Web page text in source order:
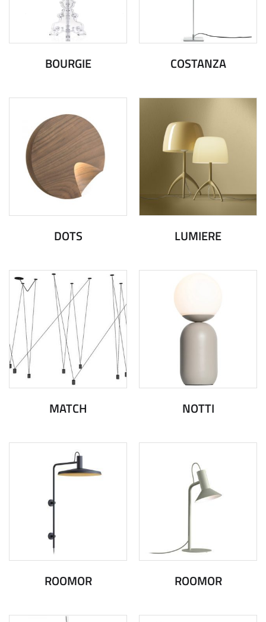
BOURGIE COSTANZA
DOTS LUMIERE
MATCH NOTTI
ROOMOR ROOMOR